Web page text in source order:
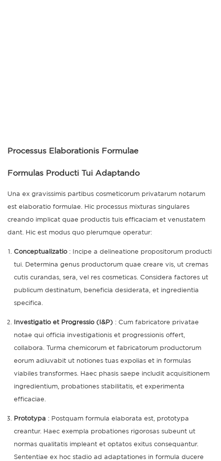
Processus Elaborationis Formulae
Formulas Producti Tui Adaptando
Una ex gravissimis partibus cosmeticorum privatarum notarum
est elaboratio formulae. Hic processus mixturas singulares
creando implicat quae productis tuis efficaciam et venustatem
dant. Hic est modus quo plerumque operatur:
Conceptualizatio: Incipe a delineatione propositorum producti
tui. Determina genus productorum quae creare vis, ut cremas
cutis curandas, sera, vel res cosmeticas. Considera factores ut
publicum destinatum, beneficia desiderata, et ingredientia
specifica.
Investigatio et Progressio (I&P) : Cum fabricatore privatae
notae qui officia investigationis et progressionis offert,
collabora. Turma chemicorum et fabricatorum productorum
eorum adiuvabit ut notiones tuas expolias et in formulas
viabiles transformes. Haec phasis saepe includit acquisitionem
ingredientium, probationes stabilitatis, et experimenta
efficaciae.
Prototypa : Postquam formula elaborata est, prototypa
creantur. Haec exempla probationes rigorosas subeunt ut
normas qualitatis impleant et optatos exitus consequantur.
Sententiae ex hoc stadio ad adaptationes in formula ducere